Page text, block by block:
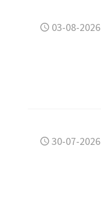
03-08-2026
30-07-2026